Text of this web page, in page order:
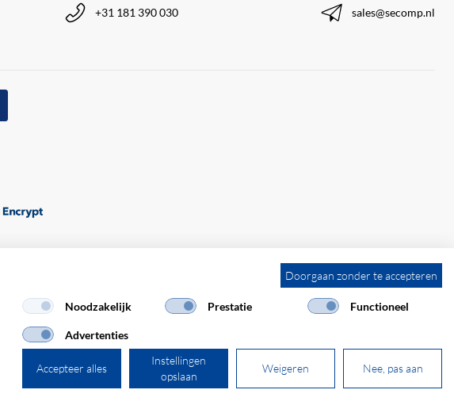
+31 181 390 030 sales@secomp.nl
powered by polynorm
Doorgaan zonder te accepteren
Noodzakelijk Prestatie Functioneel
Advertenties
Accepteer alles
Instellingen
opslaan
Weigeren Nee, pas aan